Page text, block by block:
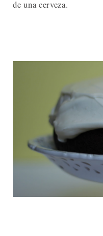
de una cerveza.